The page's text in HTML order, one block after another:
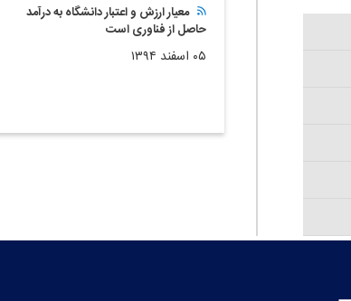
معیار ارزش و اعتبار دانشگاه به درآمد
حاصل از فناوری است
۰۵ اسفند ۱۳۹۴